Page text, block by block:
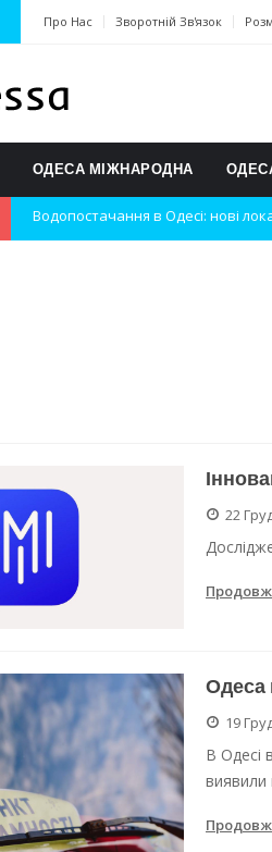
Про Нас Зворотній Зв'язок
ОДЕСА МІЖНАРОДНА
Нічна атака на Одесу: наслідки
Успіхи одеситів на
Нічна атака на Одесу: наслідки
Енергетична підтримка для Одеси
Водопостачання в Одесі: нові
22
Одеса
19
В Одесі